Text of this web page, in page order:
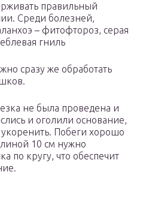
правильный
Среди болезней,
– фитофтороз, серая
гниль
сразу же обработать
не была проведена и
и оголили основание,
Побеги хорошо
10 см нужно
по кругу, что обеспечит